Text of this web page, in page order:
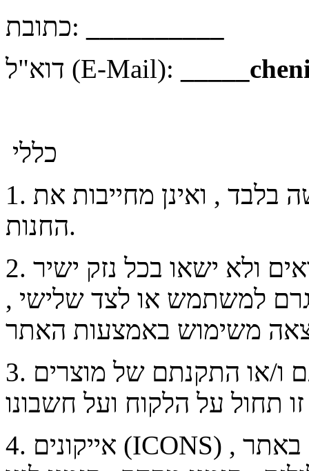
כתובת:
דוא"ל (E-Mail):
כללי
1. התמונות המוצגות באתר הן להמחשה בלבד , ואינן מחייבות את
החנות.
2. החנות ו/או מי מטעמה לא יהיו אחראים ולא ישאו בכל נזק ישיר
למשתמש או לצד שלישי ,
3. החנות לא תהא אחראית להרכבתם ו/או התקנתם של מוצרים
4. אייקונים (ICONS) כל מידע ו/או תצוגה המופיעים באתר ,